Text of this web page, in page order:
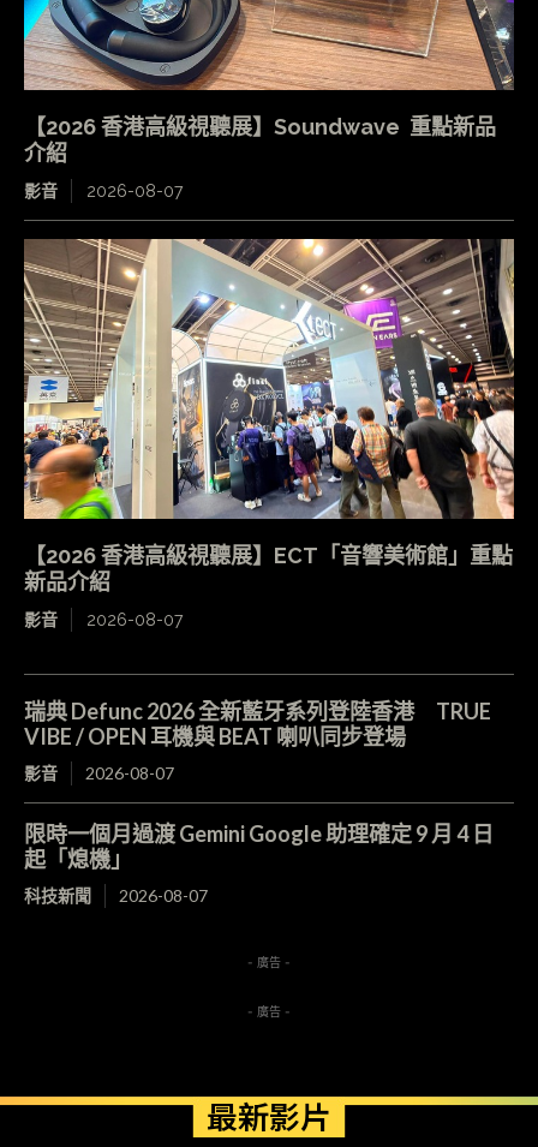
【2026 香港高級視聽展】Soundwave 重點新品
介紹
影音 2026-08-07
【2026 香港高級視聽展】ECT「音響美術館」重點
新品介紹
影音 2026-08-07
瑞典 Defunc 2026 全新藍牙系列登陸香港 TRUE
VIBE / OPEN 耳機與 BEAT 喇叭同步登場
影音 2026-08-07
限時一個月過渡 Gemini Google 助理確定 9 月 4 日
起「熄機」
科技新聞 2026-08-07
- 廣告 -
- 廣告 -
最新影片